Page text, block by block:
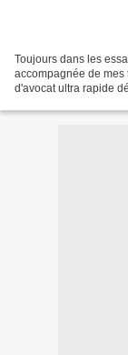
Toujours dans les
accompagnée de mes
d'avocat ultra rapide